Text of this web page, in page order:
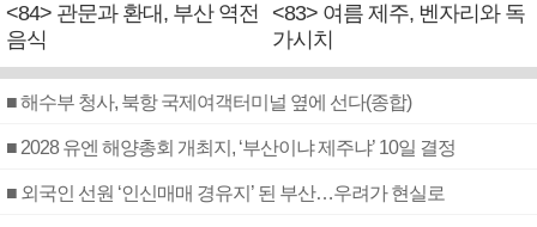
<84> 관문과 환대, 부산 역전
음식
<83> 여름 제주, 벤자리와 독
가시치
■ 해수부 청사, 북항 국제여객터미널 옆에 선다(종합)
■ 2028 유엔 해양총회 개최지, ‘부산이냐 제주냐’ 10일 결정
■ 외국인 선원 ‘인신매매 경유지’ 된 부산…우려가 현실로